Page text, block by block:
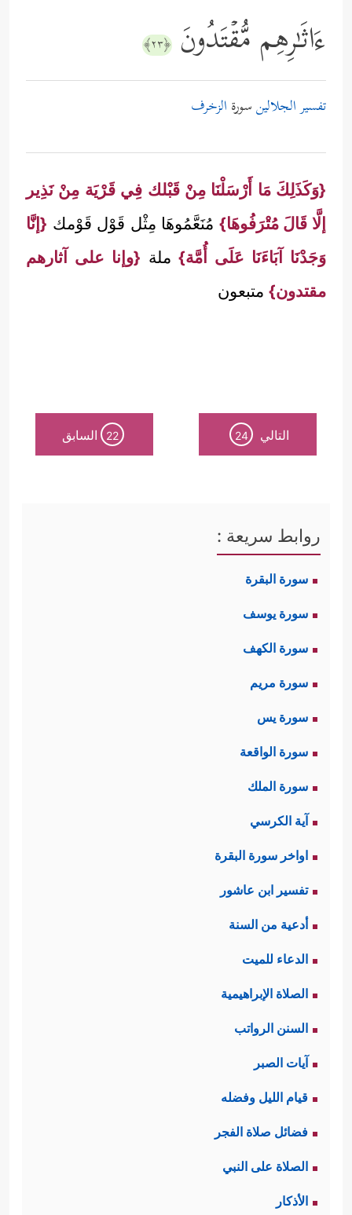
ءَاثَـٰرِهِم مُّقۡتَدُونَ ﴿٢٣﴾
تفسير الجلالينسورة الزخرف
{وَكَذَلِكَ مَا أَرْسَلْنَا مِنْ قَبْلك فِي قَرْيَة مِنْ نَذِير
إلَّا قَالَ مُتْرَفُوهَا} مُنَعَّمُوهَا مِثْل قَوْل قَوْمك {إنَّا
وَجَدْنَا آبَاءَنَا عَلَى أُمَّة}ملة {وإنا على آثارهم
مقتدون} متبعون
التالي 24
22 السابق
روابط سريعة :
سورة البقرة
سورة يوسف
سورة الكهف
سورة مريم
سورة يس
سورة الواقعة
سورة الملك
آية الكرسي
اواخر سورة البقرة
تفسير ابن عاشور
أدعية من السنة
الدعاء للميت
الصلاة الإبراهيمية
السنن الرواتب
آيات الصبر
قيام الليل وفضله
فضائل صلاة الفجر
الصلاة على النبي
الأذكار